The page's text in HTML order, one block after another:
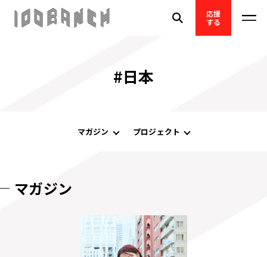
応援
する
#日本
マガジン プロジェクト
マガジン